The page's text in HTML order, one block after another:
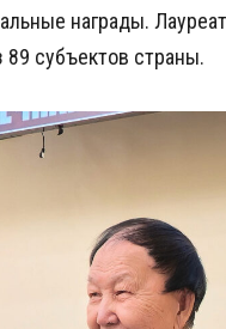
награды.
89 субъектов страны.